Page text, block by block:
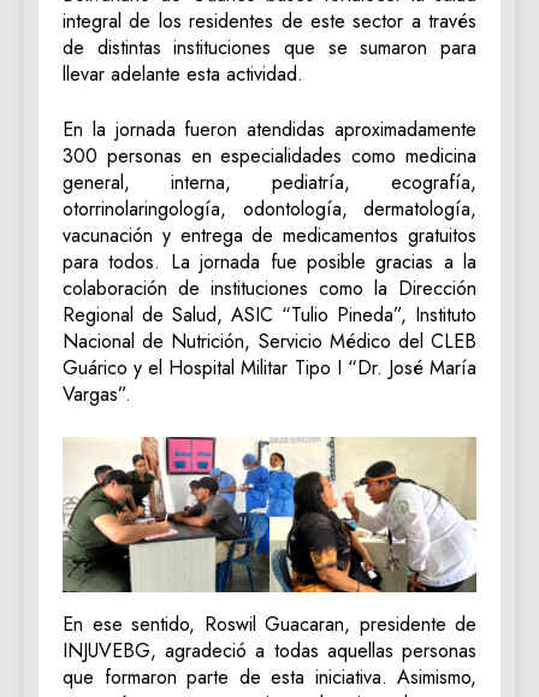
integral de los residentes de este sector a través
de distintas instituciones que se sumaron para
llevar adelante esta actividad.
En la jornada fueron atendidas aproximadamente
300 personas en especialidades como medicina
general, interna, pediatría, ecografía,
otorrinolaringología, odontología, dermatología,
vacunación y entrega de medicamentos gratuitos
para todos. La jornada fue posible gracias a la
colaboración de instituciones como la Dirección
Regional de Salud, ASIC “Tulio Pineda”, Instituto
Nacional de Nutrición, Servicio Médico del CLEB
Guárico y el Hospital Militar Tipo I “Dr. José María
Vargas”.
En ese sentido, Roswil Guacaran, presidente de
INJUVEBG, agradeció a todas aquellas personas
que formaron parte de esta iniciativa. Asimismo,